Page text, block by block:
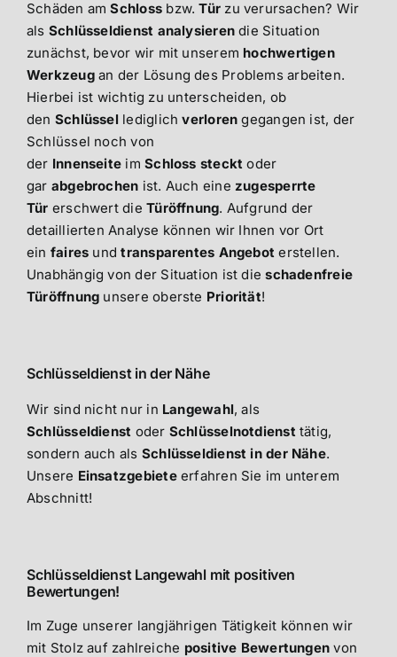
Schäden amSchloss bzw.Tür zu verursachen? Wir
als Schlüsseldienst analysieren die Situation
zunächst, bevor wir mit unserem hochwertigen
Werkzeugan der Lösung des Problems arbeiten.
Hierbei ist wichtig zu unterscheiden, ob
den Schlüssellediglichverloren gegangen ist, der
Schlüssel noch von
der Innenseite imSchloss steckt oder
gar abgebrochen ist. Auch eine zugesperrte
Tür erschwert dieTüröffnung. Aufgrund der
detaillierten Analyse können wir Ihnen vor Ort
ein faires undtransparentes Angebot erstellen.
Unabhängig von der Situation ist dieschadenfreie
Türöffnung unsere oberste Priorität!
Schlüsseldienst in der Nähe
Wir sind nicht nur in Langewahl, als
Schlüsseldienst oder Schlüsselnotdienst tätig,
sondern auch als Schlüsseldienst in der Nähe.
Unsere Einsatzgebieteerfahren Sie im unterem
Abschnitt!
Schlüsseldienst Langewahl mit positiven
Bewertungen!
Im Zuge unserer langjährigen Tätigkeit können wir
mit Stolz auf zahlreiche positive Bewertungen von